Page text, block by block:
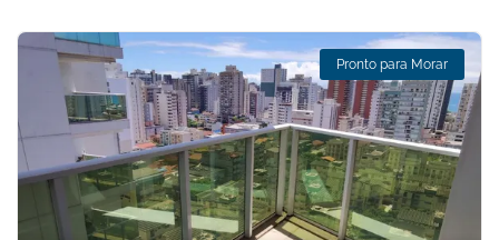
Pronto para Morar